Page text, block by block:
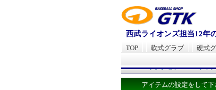
西武ライオンズ担当12年
TOP > オプション > バット
アイテムの設定をして下
TOP 軟式グラブ 硬式